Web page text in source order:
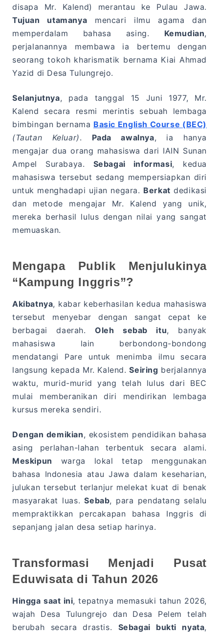
disapa Mr. Kalend) merantau ke Pulau Jawa.
Tujuan utamanya mencari ilmu agama dan
memperdalam bahasa asing. Kemudian,
perjalanannya membawa ia bertemu dengan
seorang tokoh kharismatik bernama Kiai Ahmad
Yazid di Desa Tulungrejo.
Selanjutnya, pada tanggal 15 Juni 1977, Mr.
Kalend secara resmi merintis sebuah lembaga
bimbingan bernama Basic English Course (BEC)
(Tautan Keluar). Pada awalnya, ia hanya
mengajar dua orang mahasiswa dari IAIN Sunan
Ampel Surabaya. Sebagai informasi, kedua
mahasiswa tersebut sedang mempersiapkan diri
untuk menghadapi ujian negara. Berkat dedikasi
dan metode mengajar Mr. Kalend yang unik,
mereka berhasil lulus dengan nilai yang sangat
memuaskan.
Mengapa Publik Menjulukinya
“Kampung Inggris”?
Akibatnya, kabar keberhasilan kedua mahasiswa
tersebut menyebar dengan sangat cepat ke
berbagai daerah.Oleh sebab itu, banyak
mahasiswa lain berbondong-bondong
mendatangi Pare untuk menimba ilmu secara
langsung kepada Mr. Kalend.Seiring berjalannya
waktu, murid-murid yang telah lulus dari BEC
mulai memberanikan diri mendirikan lembaga
kursus mereka sendiri.
Dengan demikian, ekosistem pendidikan bahasa
asing perlahan-lahan terbentuk secara alami.
Meskipun warga lokal tetap menggunakan
bahasa Indonesia atau Jawa dalam keseharian,
julukan tersebut terlanjur melekat kuat di benak
masyarakat luas.Sebab, para pendatang selalu
mempraktikkan percakapan bahasa Inggris di
sepanjang jalan desa setiap harinya.
Transformasi Menjadi Pusat
Eduwisata di Tahun 2026
Hingga saat ini, tepatnya memasuki tahun 2026,
wajah Desa Tulungrejo dan Desa Pelem telah
berubah secara drastis. Sebagai bukti nyata,